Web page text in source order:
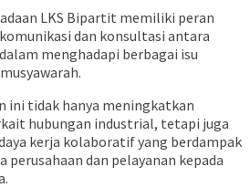
LKS Bipartit memiliki peran
dan konsultasi antara
menghadapi berbagai isu
ini tidak hanya meningkatkan
hubungan industrial, tetapi juga
kerja kolaboratif yang berdampak
perusahaan dan pelayanan kepada